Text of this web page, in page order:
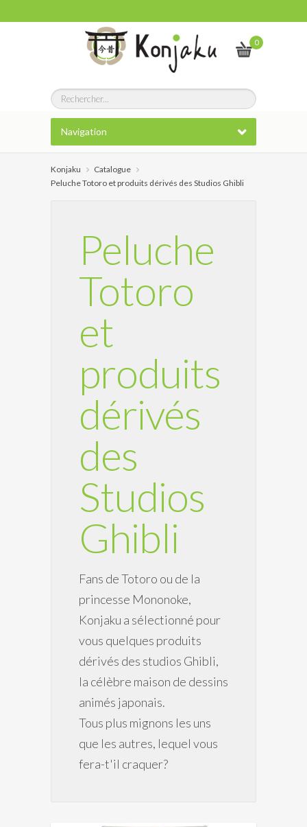
0
Navigation
Konjaku
Catalogue
Peluche Totoro et produits dérivés des Studios Ghibli
Peluche
Totoro
et
produits
dérivés
des
Studios
Ghibli
Fans de Totoro ou de la
princesse Mononoke,
Konjaku a sélectionné pour
vous quelques produits
dérivés des studios Ghibli,
la célèbre maison de dessins
animés japonais.
Tous plus mignons les uns
que les autres, lequel vous
fera-t'il craquer?